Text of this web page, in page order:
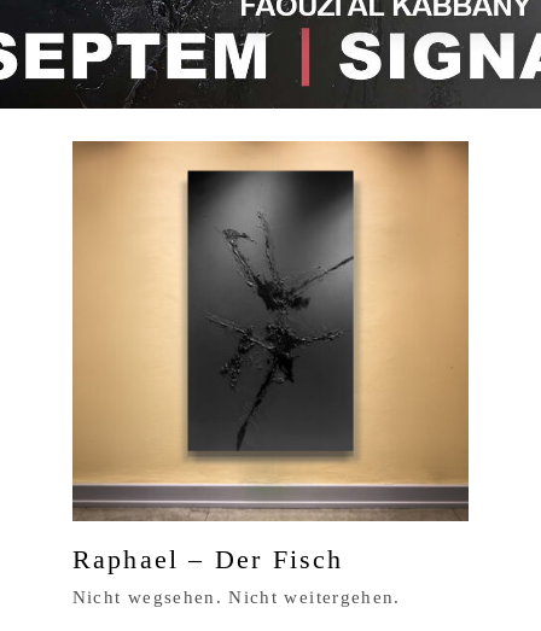
Raphael – Der Fisch
Nicht wegsehen. Nicht weitergehen.